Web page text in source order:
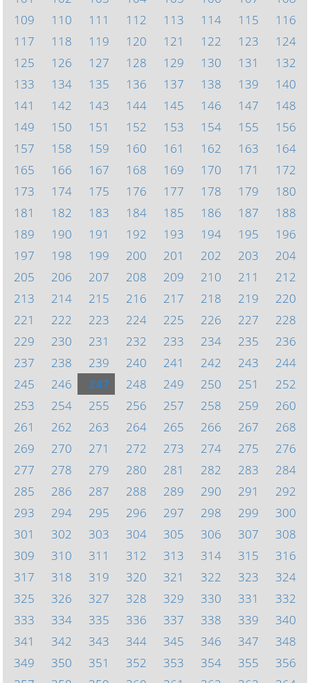
109
110 111 112 113 114 115
116
117
118 119 120 121 122 123
124
125
126 127 128 129 130 131
132
133
134 135 136 137 138 139
140
141
142 143 144 145 146 147
148
149
150 151 152 153 154 155
156
157
158 159 160 161 162 163
164
165
166 167 168 169 170 171
172
173
174 175 176 177 178 179
180
181
182 183 184 185 186 187
188
189
190 191 192 193 194 195
196
197
198 199 200 201 202 203
204
205
206 207 208 209 210 211
212
213
214 215 216 217 218 219
220
221
222 223 224 225 226 227
228
229
230 231 232 233 234 235
236
237
238 239 240 241 242 243
244
245
246 247 248 249 250 251
252
253
254 255 256 257 258 259
260
261
262 263 264 265 266 267
268
269
270 271 272 273 274 275
276
277
278 279 280 281 282 283
284
285
286 287 288 289 290 291
292
293
294 295 296 297 298 299
300
301
302 303 304 305 306 307
308
309
310 311 312 313 314 315
316
317
318 319 320 321 322 323
324
325
326 327 328 329 330 331
332
333
334 335 336 337 338 339
340
341
342 343 344 345 346 347
348
349
350 351 352 353 354 355
356